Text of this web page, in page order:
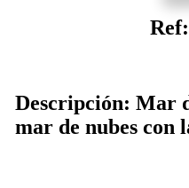
Descripción: Mar
mar de nubes con